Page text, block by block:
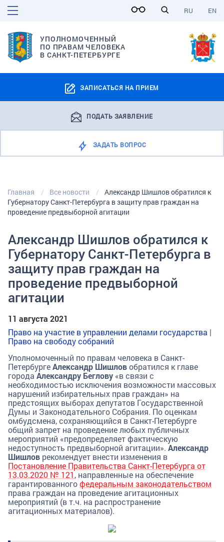
EN
RU
УПОЛНОМОЧЕННЫЙ
ПО ПРАВАМ ЧЕЛОВЕКА
В САНКТ-ПЕТЕРБУРГЕ
ЗАПИСАТЬСЯ НА ПРИЕМ
ПОДАТЬ ЗАЯВЛЕНИЕ
ЗАДАТЬ ВОПРОС
Главная Все новости
Александр Шишлов обратился к
Губернатору Санкт-Петербурга в защиту прав граждан на
проведение предвыборной агитации
Александр Шишлов обратился к
Губернатору Санкт-Петербурга в
защиту прав граждан на
проведение предвыборной
агитации
11 августа 2021
Право на участие в управлении делами государства |
Право на свободу собраний
Уполномоченный по правам человека в Санкт-
ПетербургеАлександр Шишловобратился к главе
городаАлександру Беглову «в связи с
необходимостью исключения возможности массовых
нарушений избирательных прав граждан» на
предстоящих выборах депутатов Государственной
Думы и Законодательного Собрания. По оценкам
омбудсмена, сохраняющийся в Санкт-Петербурге
общий запрет на проведение любых публичных
мероприятий «предопределяет фактическую
недоступность предвыборной агитации». Александр
Шишлов рекомендует внести изменения в
Постановление Правительства Санкт-Петербурга от
13.03.2020 № 121, направленные на обеспечение
гарантированногофедеральным законодательством
права граждан на проведение агитационных
мероприятий (в т.ч. на распространение
агитационных материалов).